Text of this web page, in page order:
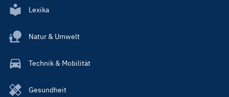
Lexika
Natur & Umwelt
Technik & Mobilität
Gesundheit